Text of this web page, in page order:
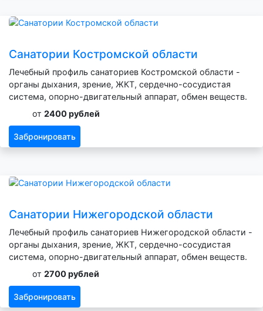
Санатории Костромской области
Лечебный профиль санаториев Костромской области -
органы дыхания, зрение, ЖКТ, сердечно-сосудистая
система, опорно-двигательный аппарат, обмен веществ.
от 2400 рублей
Забронировать
Санатории Нижегородской области
Лечебный профиль санаториев Нижегородской области -
органы дыхания, зрение, ЖКТ, сердечно-сосудистая
система, опорно-двигательный аппарат, обмен веществ.
от 2700 рублей
Забронировать